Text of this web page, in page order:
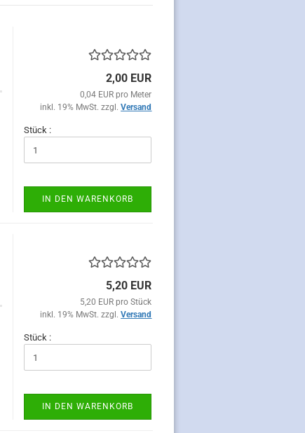
2,00 EUR
0,04 EUR pro Meter
inkl. 19% MwSt. zzgl.Versand
Stück :
IN DEN WARENKORB
5,20 EUR
5,20 EUR pro Stück
inkl. 19% MwSt. zzgl.Versand
Stück :
IN DEN WARENKORB